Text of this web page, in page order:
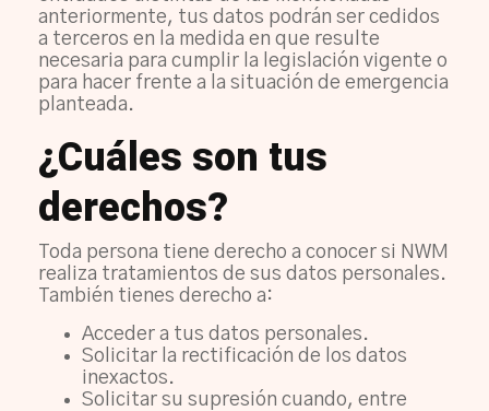
anteriormente, tus datos podrán ser cedidos
a terceros en la medida en que resulte
necesaria para cumplir la legislación vigente o
para hacer frente a la situación de emergencia
planteada.
¿Cuáles son tus
derechos?
Toda persona tiene derecho a conocer si NWM
realiza tratamientos de sus datos personales.
También tienes derecho a:
Acceder a tus datos personales.
Solicitar la rectificación de los datos
inexactos.
Solicitar su supresión cuando, entre